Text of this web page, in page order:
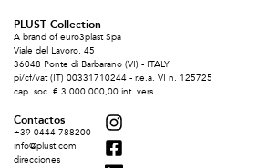
PLUST Collection
A brand of euro3plast Spa
Viale del Lavoro, 45
36048 Ponte di Barbarano (VI) - ITALY
pi/cf/vat (IT) 00331710244 - r.e.a. VI n. 125725
cap. soc. € 3.000.000,00 int. vers.
Contactos
+39 0444 788200
info@plust.com
direcciones